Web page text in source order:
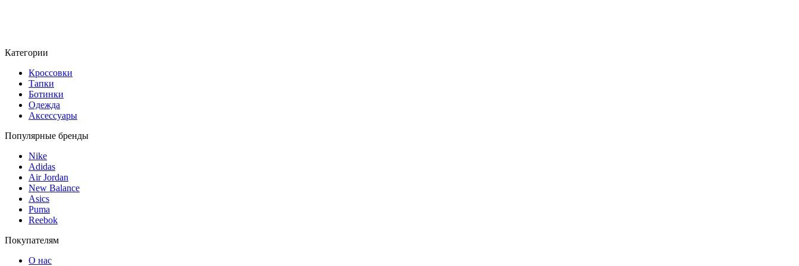
Категории
Кроссовки
Тапки
Ботинки
Одежда
Аксессуары
Популярные бренды
Nike
Adidas
Air Jordan
New Balance
Asics
Puma
Reebok
Покупателям
О нас